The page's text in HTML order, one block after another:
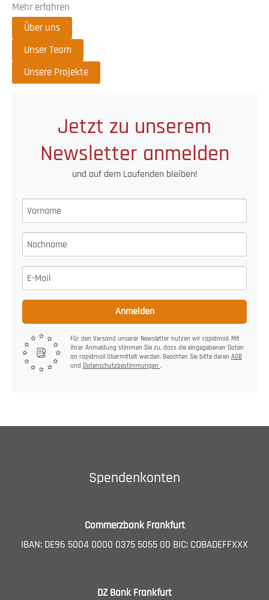
Mehr erfahren
Über uns
Unser Team
Unsere Projekte
Jetzt zu unserem
Newsletter anmelden
und auf dem Laufenden bleiben!
Anmelden
Für den Versand unserer Newsletter nutzen wir rapidmail. Mit
Ihrer Anmeldung stimmen Sie zu, dass die eingegebenen Daten
an rapidmail übermittelt werden. Beachten Sie bitte deren AGB
und Datenschutzbestimmungen .
Spendenkonten
Commerzbank Frankfurt
IBAN: DE96 5004 0000 0375 5055 00 BIC: COBADEFFXXX
DZ Bank Frankfurt